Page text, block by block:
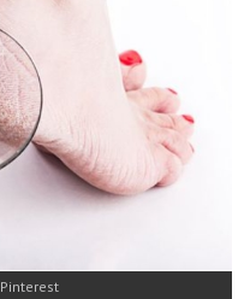
Pinterest